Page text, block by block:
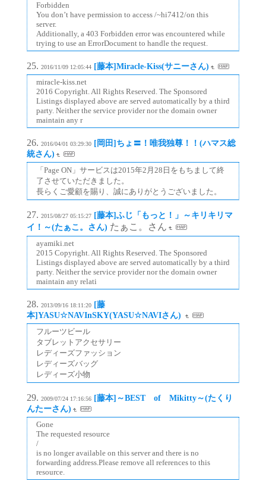
Forbidden
You don’t have permission to access /~hi7412/on this
server.
Additionally, a 403 Forbidden error was encountered while
trying to use an ErrorDocument to handle the request.
2016/11/09 12:05:44 [藤本]Miracle-Kiss(サニーさん)
miracle-kiss.net
2016 Copyright. All Rights Reserved. The Sponsored
Listings displayed above are served automatically by a third
party. Neither the service provider nor the domain owner
maintain any r
2016/04/01 03:29:30 [岡田]ちょ〓！唯我独尊！！(ハマス総
統さん)
「Page ON」サービスは2015年2月28日をもちまして終
了させていただきました。
長らくご愛顧を賜り、誠にありがとうございました。
2015/08/27 05:15:27 [藤本]ふじ「もっと！」～キリキリマ
イ！～(たぁこ。さん) たぁこ。さん
ayamiki.net
2015 Copyright. All Rights Reserved. The Sponsored
Listings displayed above are served automatically by a third
party. Neither the service provider nor the domain owner
maintain any relati
2013/09/16 18:11:20 [藤
本]YASU☆NAVInSKY(YASU☆NAVIさん)
フルーツビール
タブレットアクセサリー
レディーズファッション
レディーズバッグ
レディーズ小物
2009/07/24 17:16:56 [藤本]～BEST of Mikitty～(たくり
んたーさん)
Gone
The requested resource
/
is no longer available on this server and there is no
forwarding address.Please remove all references to this
resource.